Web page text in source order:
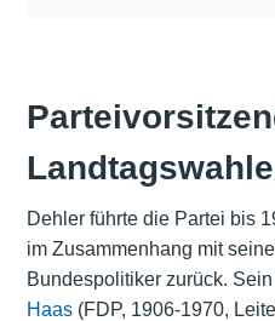
Dehler führte die Partei bis
im Zusammenhang mit
Bundespolitiker zurück.
Haas(FDP, 1906-1970,